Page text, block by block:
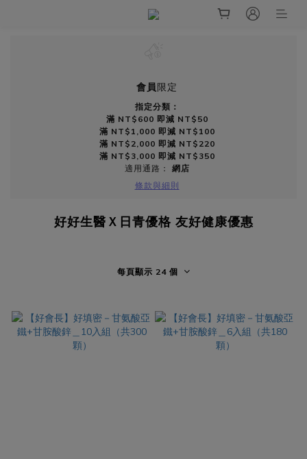
會員限定
指定分類：
滿 NT$600 即減 NT$50
滿 NT$1,000 即減 NT$100
滿 NT$2,000 即減 NT$220
滿 NT$3,000 即減 NT$350
適用通路： 網店
條款與細則
好好生醫Ｘ日青優格 友好健康優惠
每頁顯示 24 個